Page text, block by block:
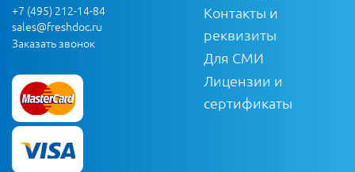
+7 (495) 212-14-84
sales@freshdoc.ru
Заказать звонок
Контакты и
реквизиты
Для СМИ
Лицензии и
сертификаты